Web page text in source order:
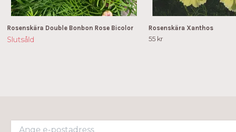
Rosenskära Double Bonbon Rose Bicolor
Slutsåld
Rosenskära Xanthos
55 kr